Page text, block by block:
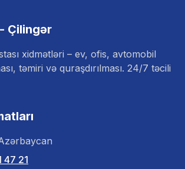
Çilingər
xidmətləri – ev, ofis, avtomobil
təmiri və quraşdırılması. 24/7 təcili
47 21